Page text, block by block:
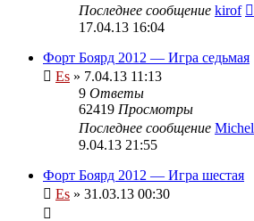
Последнее сообщение kirof
17.04.13 16:04
Форт Боярд 2012 — Игра седьмая
Es » 7.04.13 11:13
9 Ответы
62419 Просмотры
Последнее сообщение Michel
9.04.13 21:55
Форт Боярд 2012 — Игра шестая
Es » 31.03.13 00:30